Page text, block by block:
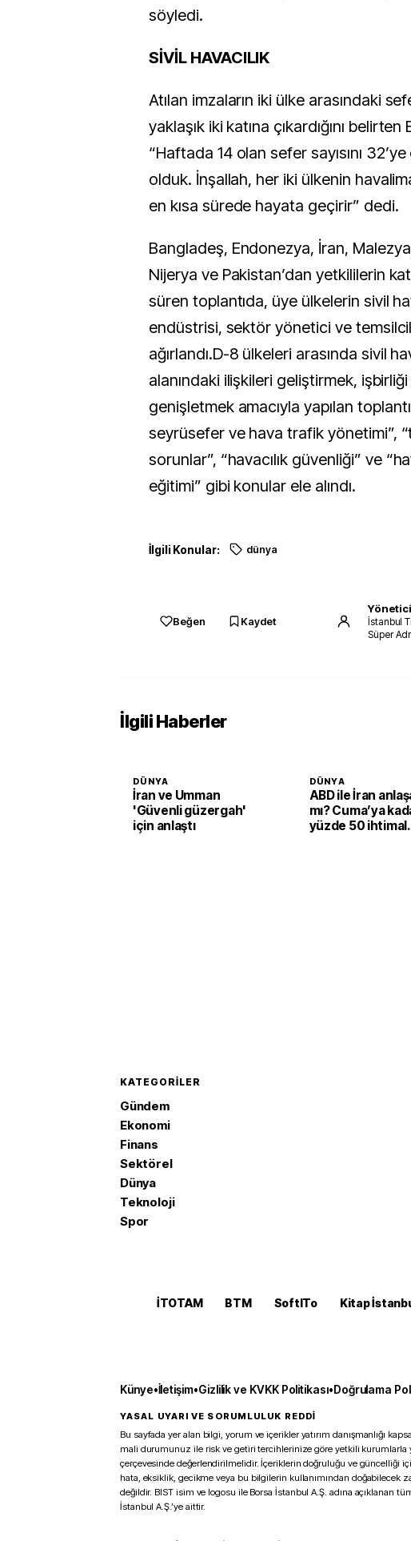
söyledi.
SİVİL HAVACILIK
Atılan imzaların iki ülke arasındaki
yaklaşık iki katına çıkardığını belirten
“Haftada 14 olan sefer sayısını 32’ye
olduk. İnşallah, her iki ülkenin
en kısa sürede hayata geçirir” dedi.
Bangladeş, Endonezya, İran, Malezya,
Nijerya ve Pakistan’dan yetkililerin
süren toplantıda, üye ülkelerin sivil
endüstrisi, sektör yönetici ve
ağırlandı.D-8 ülkeleri arasında sivil
alanındaki ilişkileri geliştirmek, işbirliği
genişletmek amacıyla yapılan
seyrüsefer ve hava trafik yönetimi”,
sorunlar”, “havacılık güvenliği” ve
eğitimi” gibi konular ele alındı.
İlgili Konular: dünya
Beğen Kaydet
Yönetici
İstanbul
Süper
İlgili Haberler
DÜNYA
İran ve Umman
'Güvenli güzergah'
için anlaştı
DÜNYA
ABD ile İran
mı? Cuma’ya
yüzde 50 ihtimal
KATEGORILER
Gündem
Ekonomi
Finans
Sektörel
Dünya
Teknoloji
Spor
İTOTAM BTM SoftITo Kitap
Künye•İletişim•Gizlilik ve KVKK Politikası•Doğrulama
YASAL UYARI VE SORUMLULUK REDDİ
Bu sayfada yer alan bilgi, yorum ve içerikler yatırım danışmanlığı
mali durumunuz ile risk ve getiri tercihlerinize göre yetkili kurumlarla
çerçevesinde değerlendirilmelidir. İçeriklerin doğruluğu ve güncelliği
hata, eksiklik, gecikme veya bu bilgilerin kullanımından doğabilecek
değildir. BIST isim ve logosu ile Borsa İstanbul A.Ş. adına açıklanan
İstanbul A.Ş.’ye aittir.